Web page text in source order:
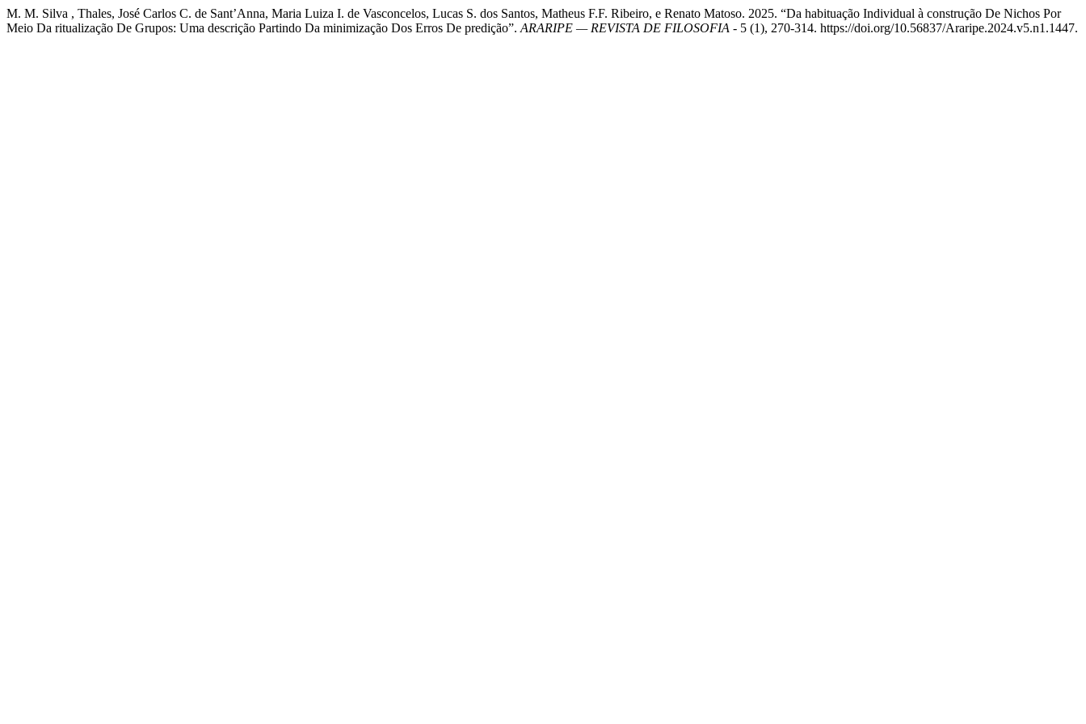
M. M. Silva , Thales, José Carlos C. de Sant’Anna, Maria Luiza I. de Vasconcelos, Lucas S. dos Santos, Matheus F.F. Ribeiro, e Renato Matoso. 2025. “Da habituação Individual à construção De Nichos Por
Meio Da ritualização De Grupos: Uma descrição Partindo Da minimização Dos Erros De predição”. ARARIPE — REVISTA DE FILOSOFIA - 5 (1), 270-314. https://doi.org/10.56837/Araripe.2024.v5.n1.1447.